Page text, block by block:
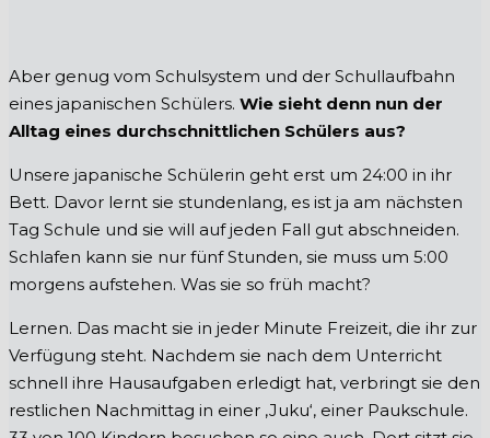
Aber genug vom Schulsystem und der Schullaufbahn
eines japanischen Schülers. Wie sieht denn nun der
Alltag eines durchschnittlichen Schülers aus?
Unsere japanische Schülerin geht erst um 24:00 in ihr
Bett. Davor lernt sie stundenlang, es ist ja am nächsten
Tag Schule und sie will auf jeden Fall gut abschneiden.
Schlafen kann sie nur fünf Stunden, sie muss um 5:00
morgens aufstehen. Was sie so früh macht?
Lernen. Das macht sie in jeder Minute Freizeit, die ihr zur
Verfügung steht. Nachdem sie nach dem Unterricht
schnell ihre Hausaufgaben erledigt hat, verbringt sie den
restlichen Nachmittag in einer ‚Juku‘, einer Paukschule.